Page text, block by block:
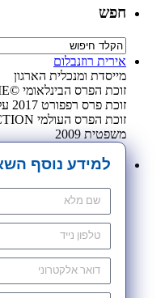
חפש
אירית רוזנבלום
מייסדת ומנכלית הארגון
זוכת הפרס הבינלאומי ©STEVIE לנשים פורצות דרך 2019
זוכת פרס רפפורט 2017 על עשייה נשית פורצת דרך
משפטית 2009
למידע נוסף